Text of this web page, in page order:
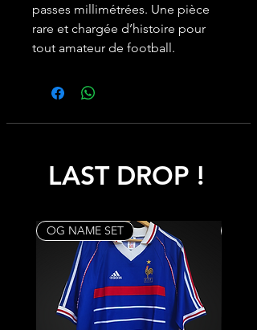
passes millimétrées. Une pièce
rare et chargée d’histoire pour
tout amateur de football.
LAST DROP !
OG NAME SET